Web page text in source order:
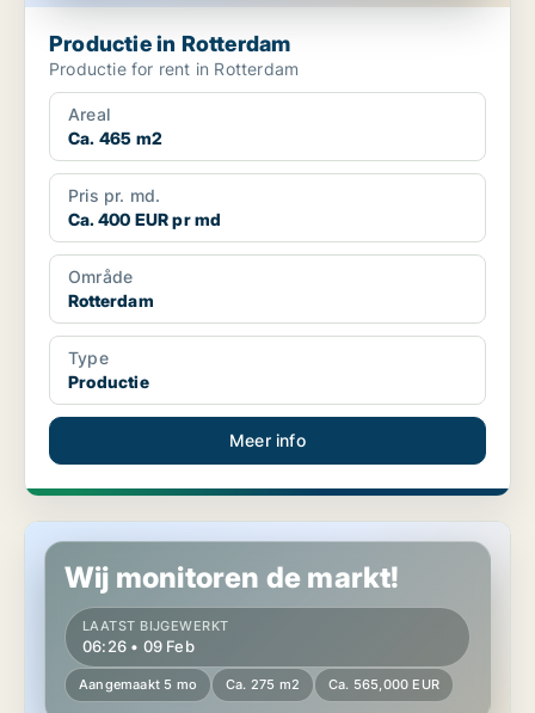
Productie in Rotterdam
Productie for rent in Rotterdam
Areal
Ca. 465 m2
Pris pr. md.
Ca. 400 EUR pr md
Område
Rotterdam
Type
Productie
Meer info
Industrieel vastgoed in Rotterdam
Wij monitoren de markt!
LAATST BIJGEWERKT
06:26 • 09 Feb
Aangemaakt 5 mo Ca. 275 m2 Ca. 565,000 EUR